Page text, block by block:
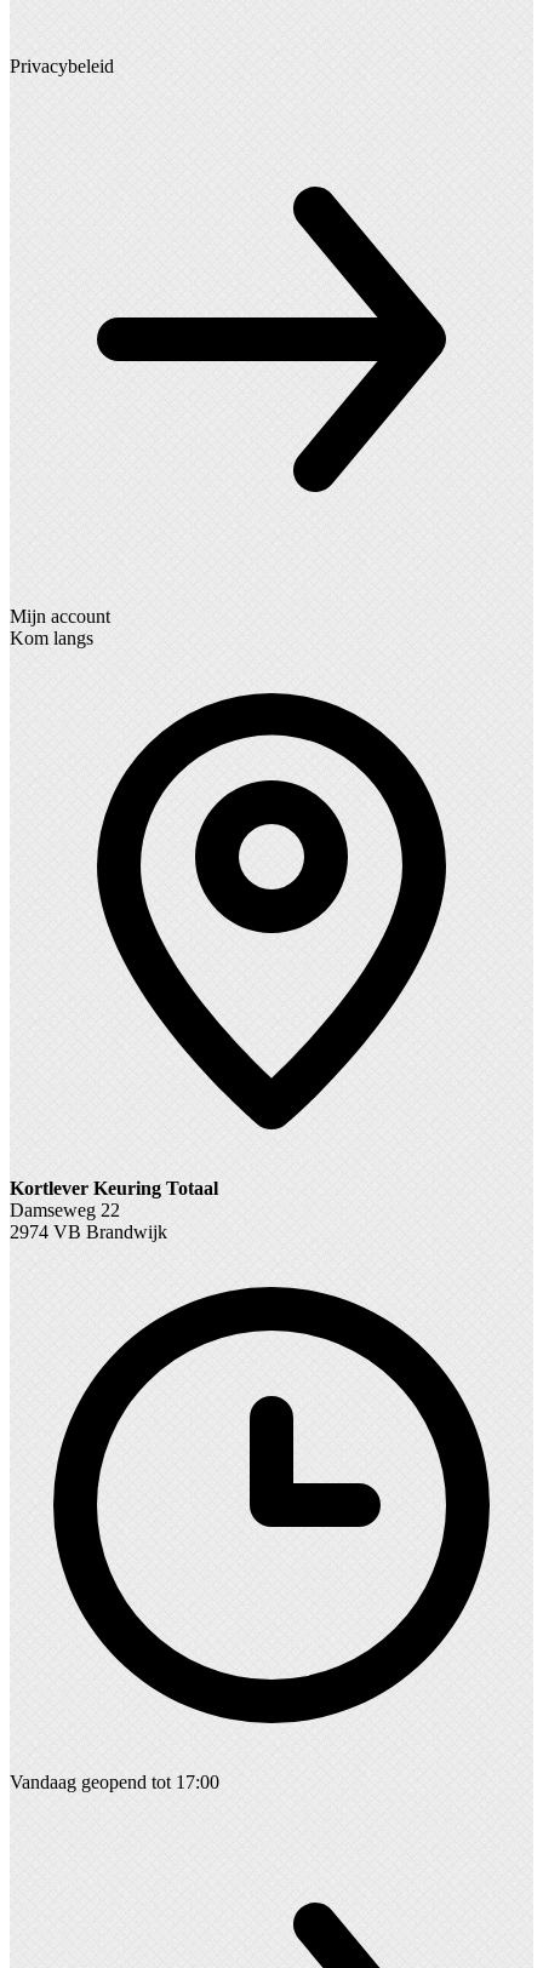
Privacybeleid
Mijn account
Kom langs
Kortlever Keuring Totaal
Damseweg 22
2974 VB Brandwijk
Vandaag geopend tot 17:00